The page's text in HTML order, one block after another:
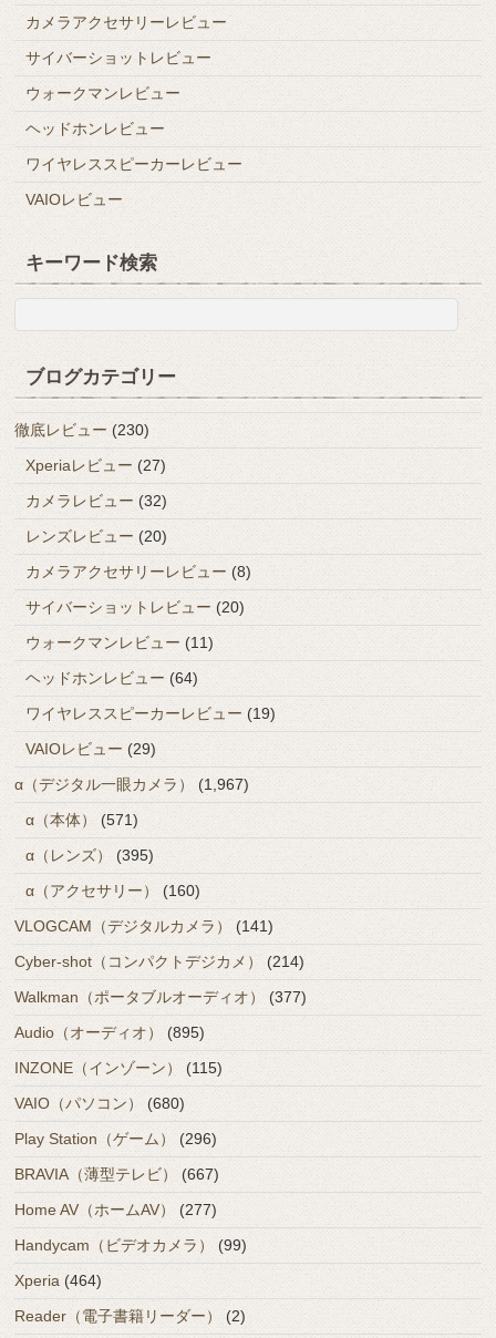
カメラアクセサリーレビュー
サイバーショットレビュー
ウォークマンレビュー
ヘッドホンレビュー
ワイヤレススピーカーレビュー
VAIOレビュー
キーワード検索
ブログカテゴリー
徹底レビュー (230)
Xperiaレビュー (27)
カメラレビュー (32)
レンズレビュー (20)
カメラアクセサリーレビュー (8)
サイバーショットレビュー (20)
ウォークマンレビュー (11)
ヘッドホンレビュー (64)
ワイヤレススピーカーレビュー (19)
VAIOレビュー (29)
α（デジタル一眼カメラ）
(1,967)
α（本体） (571)
α（レンズ）
(395)
α（アクセサリー）
(160)
VLOGCAM（デジタルカメラ）
(141)
Cyber-shot（コンパクトデジカメ） (214)
Walkman（ポータブルオーディオ）
(377)
Audio（オーディオ）
(895)
INZONE（インゾーン）
(115)
VAIO（パソコン）
(680)
Play Station（ゲーム）
(296)
BRAVIA（薄型テレビ）
(667)
Home AV（ホームAV）
(277)
Handycam（ビデオカメラ）
(99)
Xperia (464)
Reader（電子書籍リーダー）
(2)